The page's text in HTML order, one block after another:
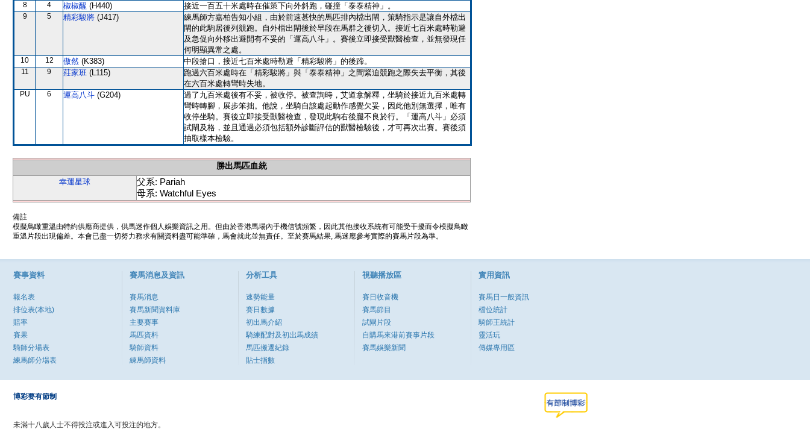
8 4 椒椒醒 (H440) 接近一百五十米處時在催策下向外斜跑，碰撞「泰泰精神」。
9 5 精彩駿將 (J417)
練馬師方嘉柏告知小組，由於前速甚快的馬匹排內檔出閘，策騎指示是讓自外檔出
閘的此駒居後列競跑。自外檔出閘後於早段在馬群之後切入。接近七百米處時勒避
及急促向外移出避開有不妥的「運高八斗」。賽後立即接受獸醫檢查，並無發現任
何明顯異常之處。
10 12 傲然 (K383) 中段搶口，接近七百米處時勒避「精彩駿將」的後蹄。
11 9 莊家班 (L115)
跑過六百米處時在「精彩駿將」與「泰泰精神」之間緊迫競跑之際失去平衡，其後
在六百米處轉彎時失地。
PU 6 運高八斗 (G204)
過了九百米處後有不妥，被收停。被查詢時，艾道拿解釋，坐騎於接近九百米處轉
彎時轉腳，展步笨拙。他說，坐騎自該處起動作感覺欠妥，因此他別無選擇，唯有
收停坐騎。賽後立即接受獸醫檢查，發現此駒右後腿不良於行。「運高八斗」必須
試閘及格，並且通過必須包括額外診斷評估的獸醫檢驗後，才可再次出賽。賽後須
抽取樣本檢驗。
勝出馬匹血統
幸運星球
父系: Pariah
母系: Watchful Eyes
備註
模擬鳥瞰重溫由特約供應商提供，供馬迷作個人娛樂資訊之用。但由於香港馬場內手機信號頻繁，因此其他接收系統有可能受干擾而令模擬鳥瞰
重溫片段出現偏差。本會已盡一切努力務求有關資料盡可能準確，馬會就此並無責任。至於賽馬結果, 馬迷應參考實際的賽馬片段為準。
賽事資料
報名表
排位表(本地)
賠率
賽果
騎師分場表
練馬師分場表
賽馬消息及資訊
賽馬消息
賽馬新聞資料庫
主要賽事
馬匹資料
騎師資料
練馬師資料
分析工具
速勢能量
賽日數據
初出馬介紹
騎練配對及初岀馬成績
馬匹搬遷紀錄
貼士指數
視聽播放區
賽日收音機
賽馬節目
試閘片段
自購馬來港前賽事片段
賽馬娛樂新聞
實用資訊
賽馬日一般資訊
檔位統計
騎師王統計
靈活玩
傳媒專用區
博彩要有節制
未滿十八歲人士不得投注或進入可投注的地方。